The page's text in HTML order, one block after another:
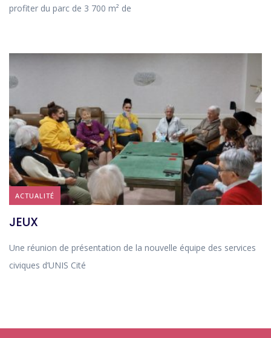
profiter du parc de 3 700 m² de
ACTUALITÉ
JEUX
Une réunion de présentation de la nouvelle équipe des services
civiques d’UNIS Cité